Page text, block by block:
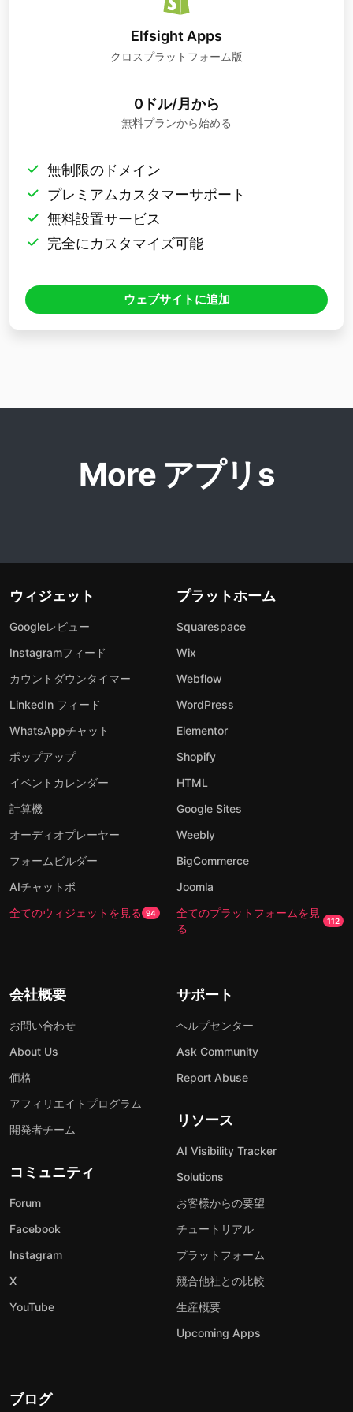
Elfsight Apps
クロスプラットフォーム版
0ドル/月から
無料プランから始める
無制限のドメイン
プレミアムカスタマーサポート
無料設置サービス
完全にカスタマイズ可能
ウェブサイトに追加
More アプリs
ウィジェット
Googleレビュー
Instagramフィード
カウントダウンタイマー
LinkedIn フィード
WhatsAppチャット
ポップアップ
イベントカレンダー
計算機
オーディオプレーヤー
フォームビルダー
AIチャットボ
全てのウィジェットを見る 94
プラットホーム
Squarespace
Wix
Webflow
WordPress
Elementor
Shopify
HTML
Google Sites
Weebly
BigCommerce
Joomla
全てのプラットフォームを見
る
112
会社概要
お問い合わせ
About Us
価格
アフィリエイトプログラム
開発者チーム
コミュニティ
Forum
Facebook
Instagram
X
YouTube
サポート
ヘルプセンター
Ask Community
Report Abuse
リソース
AI Visibility Tracker
Solutions
お客様からの要望
チュートリアル
プラットフォーム
競合他社との比較
生産概要
Upcoming Apps
ブログ